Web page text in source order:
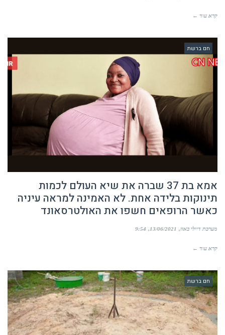
קרא עוד ←
חם ברשת
אמא בת 37 שברה את שיא העולם לכמות
תינוקות בלידה אחת. לא האמינה למראה עיניה
כאשר הרופאים חשפו את האולטרסאונד
מערכת דיילי באזז 13/06/2021
9:54
קרא עוד ←
חם ברשת